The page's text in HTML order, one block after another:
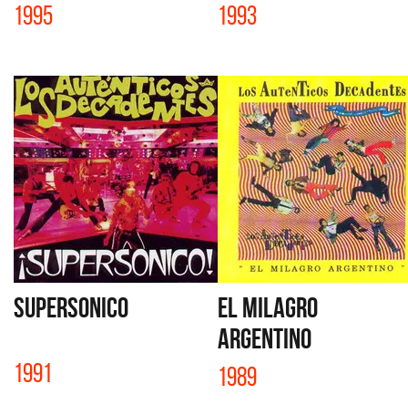
1995 1993
SUPERSONICO
1991
EL MILAGRO
ARGENTINO
1989